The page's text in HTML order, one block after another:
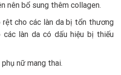
nên bổ sung thêm collagen.
cho các làn da bị tổn thương
các làn da có dấu hiệu bị thiếu
nữ mang thai.